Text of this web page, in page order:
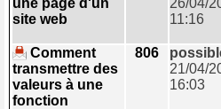
site web
11:16
Comment
transmettre des
valeurs à une
fonction
806
21/04/
16:03